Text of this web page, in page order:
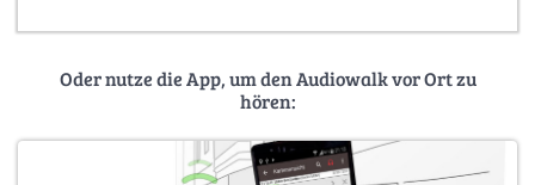
Oder nutze die App, um den Audiowalk vor Ort zu
hören: